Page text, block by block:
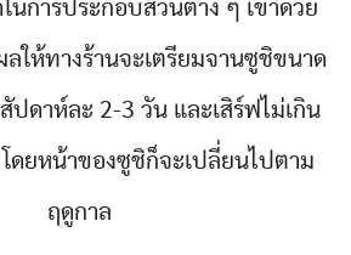
นการประกอบส่วนต่าง ๆ เข้าด้วย
ให้ทางร้านจะเตรียมจานซูชิขนาด
สัปดาห์ละ 2-3 วัน และเสิร์ฟไม่เกิน
ดยหน้าของซูชิก็จะเปลี่ยนไปตาม
ฤดูกาล